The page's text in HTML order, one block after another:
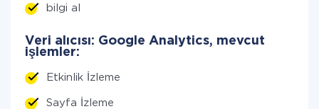
bilgi al
Veri alıcısı: Google Analytics, mevcut
işlemler:
Etkinlik İzleme
Sayfa İzleme